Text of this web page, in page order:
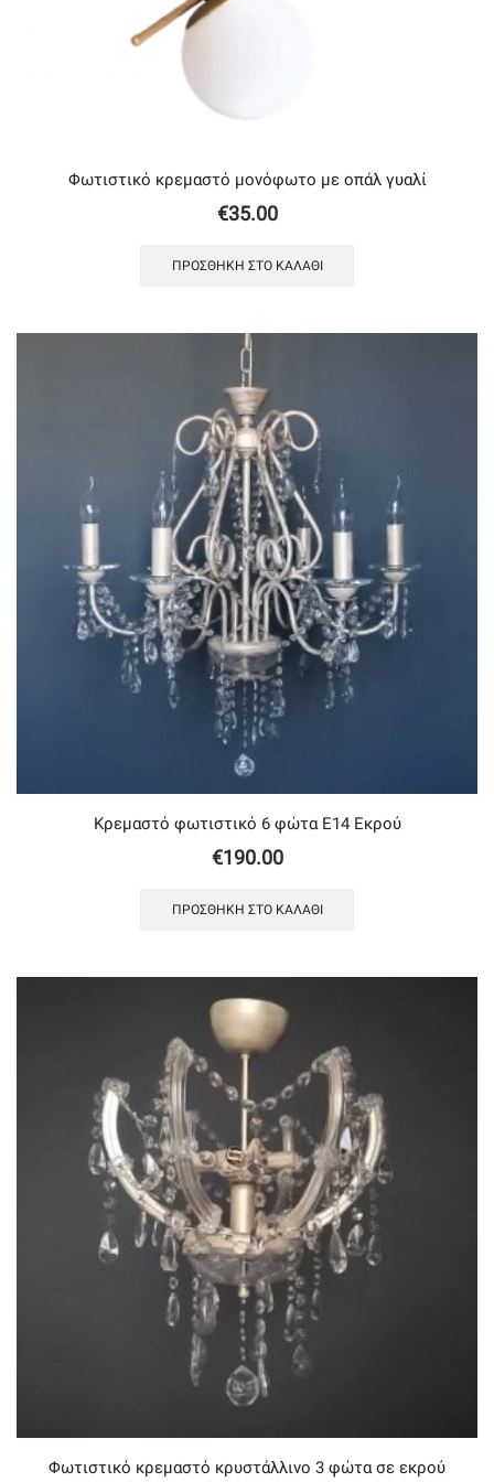
Φωτιστικό κρεμαστό μονόφωτο με οπάλ γυαλί
€35.00
ΠΡΟΣΘΉΚΗ ΣΤΟ ΚΑΛΆΘΙ
Κρεμαστό φωτιστικό 6 φώτα Ε14 Εκρού
€190.00
ΠΡΟΣΘΉΚΗ ΣΤΟ ΚΑΛΆΘΙ
Φωτιστικό κρεμαστό κρυστάλλινο 3 φώτα σε εκρού